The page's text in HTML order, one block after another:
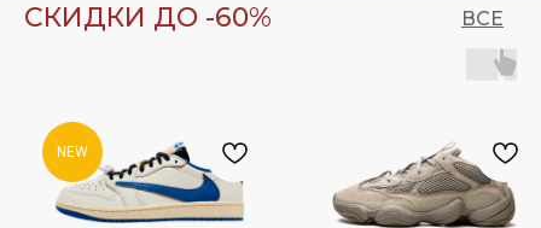
СКИДКИ ДО -60% ВСЕ
NEW